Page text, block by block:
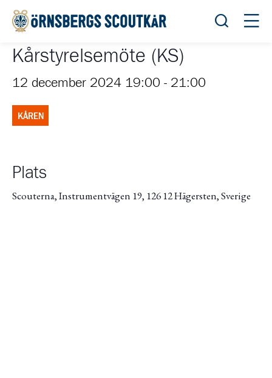
Öppna
Kårstyrelsemöte (KS)
12 december 2024 19:00 - 21:00
KÅREN
Plats
Scouterna, Instrumentvägen 19, 126 12 Hägersten, Sverige